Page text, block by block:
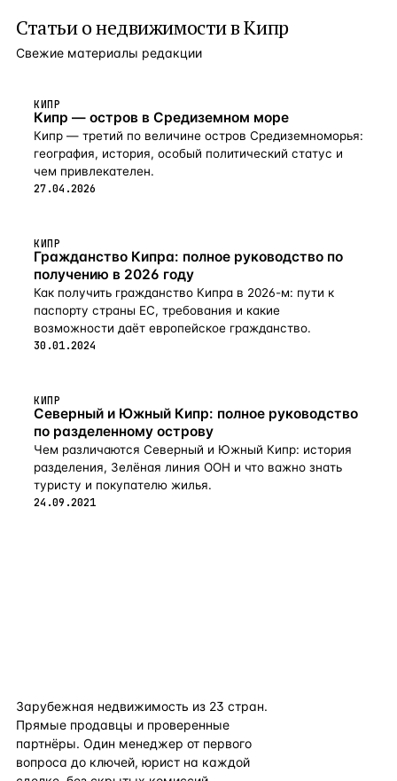
Статьи онедвижимости в Кипр
Свежие материалы редакции
КИПР
Кипр — остров в Средиземном море
Кипр — третий по величине остров Средиземноморья:
география, история, особый политический статус и
чем привлекателен.
27.04.2026
КИПР
Гражданство Кипра: полное руководство по
получению в 2026 году
Как получить гражданство Кипра в 2026-м: пути к
паспорту страны ЕС, требования и какие
возможности даёт европейское гражданство.
30.01.2024
КИПР
Северный и Южный Кипр: полное руководство
по разделенному острову
Чем различаются Северный и Южный Кипр: история
разделения, Зелёная линия ООН и что важно знать
туристу и покупателю жилья.
24.09.2021
Зарубежная недвижимость из 23 стран.
Прямые продавцы и проверенные
партнёры. Один менеджер от первого
вопроса до ключей, юрист на каждой